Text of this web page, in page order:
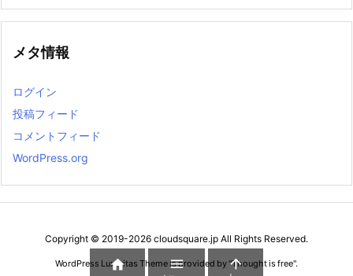
メタ情報
ログイン
投稿フィード
コメントフィード
WordPress.org
Copyright © 2019-2026 cloudsquare.jp All Rights Reserved.
WordPress Luxeritas Theme is provided by "Thought is free".
  